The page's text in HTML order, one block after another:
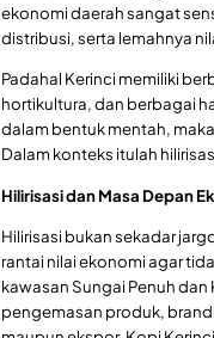
ekonomi daerah sangat
distribusi, serta lemahnya
Padahal Kerinci memiliki
hortikultura, dan berbagai
dalam bentuk mentah,
Dalam konteks itulah
Hilirisasi dan Masa Depan
Hilirisasi bukan sekadar
rantai nilai ekonomi agar
kawasan Sungai Penuh
pengemasan produk,